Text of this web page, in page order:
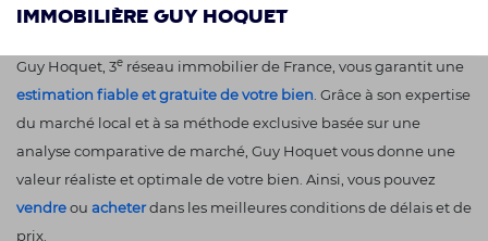
immobilière Guy Hoquet
Guy Hoquet, 3e réseau immobilier de France, vous garantit une
estimation fiable et gratuite de votre bien . Grâce à son expertise
du marché local et à sa méthode exclusive basée sur une
analyse comparative de marché, Guy Hoquet vous donne une
valeur réaliste et optimale de votre bien. Ainsi, vous pouvez
vendreou acheterdans les meilleures conditions de délais et de
prix.